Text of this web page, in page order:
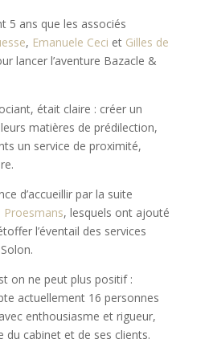
5 ans que les associés
, Emanuele Ceci et Gilles de
lancer l’aventure Bazacle &
était claire : créer un
matières de prédilection,
un service de proximité,
d’accueillir par la suite
Proesmans, lesquels ont ajouté
l’éventail des services
on ne peut plus positif :
actuellement 16 personnes
enthousiasme et rigueur,
du cabinet et de ses clients.